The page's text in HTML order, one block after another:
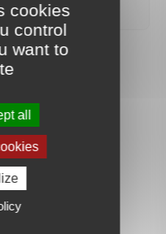
cookies
control
want to
all